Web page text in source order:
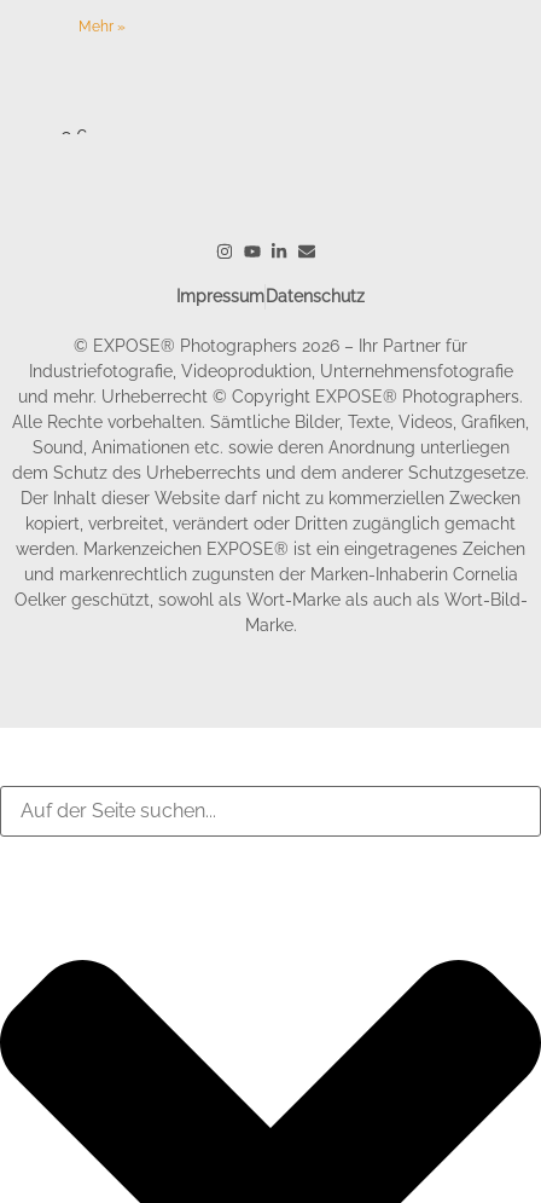
Mehr »
ImpressumDatenschutz
© EXPOSE® Photographers 2026 – Ihr Partner für
Industriefotografie, Videoproduktion, Unternehmensfotografie
und mehr. Urheberrecht © Copyright EXPOSE® Photographers.
Alle Rechte vorbehalten. Sämtliche Bilder, Texte, Videos, Grafiken,
Sound, Animationen etc. sowie deren Anordnung unterliegen
dem Schutz des Urheberrechts und dem anderer Schutzgesetze.
Der Inhalt dieser Website darf nicht zu kommerziellen Zwecken
kopiert, verbreitet, verändert oder Dritten zugänglich gemacht
werden. Markenzeichen EXPOSE® ist ein eingetragenes Zeichen
und markenrechtlich zugunsten der Marken-Inhaberin Cornelia
Oelker geschützt, sowohl als Wort-Marke als auch als Wort-Bild-
Marke.